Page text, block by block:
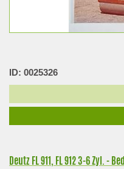
ID: 0025326
Deutz FL 911, FL 912 3-6 Zyl. -